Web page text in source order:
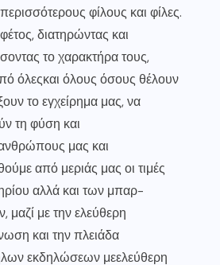
φίλους και φίλες.
διατηρώντας και
το χαρακτήρα τους,
όλεςκαι όλους όσους θέλουν
το εγχείρημα μας, να
τη φύση και
μας και
από μεριάς μας οι τιμές
αλλά και των μπαρ-
μαζί με την ελεύθερη
και την πλειάδα
εκδηλώσεων μεελεύθερη